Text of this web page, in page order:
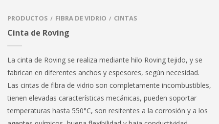
PRODUCTOS / FIBRA DE VIDRIO / CINTAS
Cinta de Roving
La cinta de Roving se realiza mediante hilo Roving tejido, y se
fabrican en diferentes anchos y espesores, según necesidad.
Las cintas de fibra de vidrio son completamente incombustibles,
tienen elevadas características mecánicas, pueden soportar
temperaturas hasta 550°C, son resitentes a la corrosión y a los